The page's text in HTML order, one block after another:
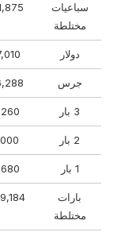
سباعيات
مختلطة
دولار
جرس
1,260
3000
1,680
بارات
مختلطة